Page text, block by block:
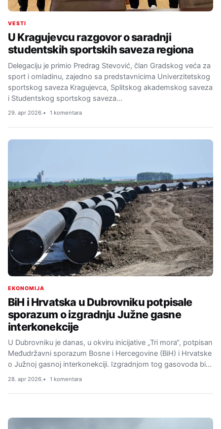
VESTI
U Kragujevcu razgovor o saradnji
studentskih sportskih saveza regiona
Delegaciju je primio Predrag Stevović, član Gradskog veća za
sport i omladinu, zajedno sa predstavnicima Univerzitetskog
sportskog saveza Kragujevca, Splitskog akademskog saveza
i Studentskog sportskog saveza…
29. apr 2026. 1 komentara
EKONOMIJA
BiH i Hrvatska u Dubrovniku potpisale
sporazum o izgradnju Južne gasne
interkonekcije
U Dubrovniku je danas, u okviru inicijative „Tri mora“, potpisan
Međudržavni sporazum Bosne i Hercegovine (BiH) i Hrvatske
o Južnoj gasnoj interkonekciji. Izgradnjom tog gasovoda bi…
28. apr 2026. 1 komentara